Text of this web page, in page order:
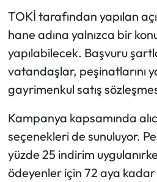
TOKİ tarafından yapılan
hane adına yalnızca bir
yapılabilecek. Başvuru
vatandaşlar, peşinatlarını
gayrimenkul satış
Kampanya kapsamında
seçenekleri de sunuluyor.
yüzde 25 indirim
ödeyenler için 72 aya